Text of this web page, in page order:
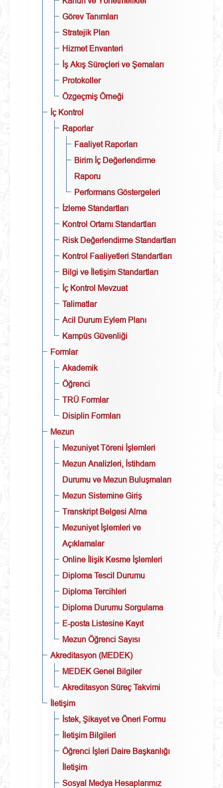
Görev Tanımları
Stratejik Plan
Hizmet Envanteri
İş Akış Süreçleri ve Şemaları
Protokoller
Özgeçmiş Örneği
İç Kontrol
Raporlar
Faaliyet Raporları
Birim İç Değerlendirme
Raporu
Performans Göstergeleri
İzleme Standartları
Kontrol Ortamı Standartları
Risk Değerlendirme Standartları
Kontrol Faaliyetleri Standartları
Bilgi ve İletişim Standartları
İç Kontrol Mevzuat
Talimatlar
Acil Durum Eylem Planı
Kampüs Güvenliği
Formlar
Akademik
Öğrenci
TRÜ Formlar
Disiplin Formları
Mezun
Mezuniyet Töreni İşlemleri
Mezun Analizleri, İstihdam
Durumu ve Mezun Buluşmaları
Mezun Sistemine Giriş
Transkript Belgesi Alma
Mezuniyet İşlemleri ve
Açıklamalar
Online İlişik Kesme İşlemleri
Diploma Tescil Durumu
Diploma Tercihleri
Diploma Durumu Sorgulama
E-posta Listesine Kayıt
Mezun Öğrenci Sayısı
Akreditasyon (MEDEK)
MEDEK Genel Bilgiler
Akreditasyon Süreç Takvimi
İletişim
İstek, Şikayet ve Öneri Formu
İletişim Bilgileri
Öğrenci İşleri Daire Başkanlığı
İletişim
Sosyal Medya Hesaplarımız